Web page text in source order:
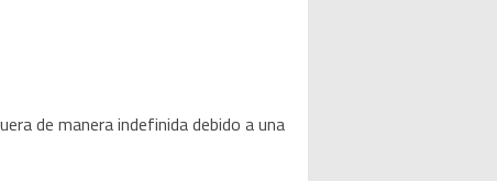
de manera indefinida debido a una